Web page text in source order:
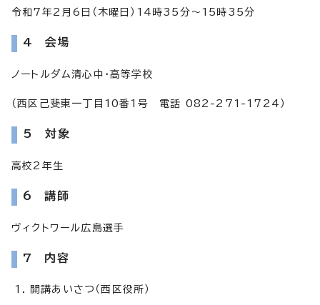
令和7年2月6日（木曜日）14時35分～15時35分
4 会場
ノートルダム清心中・高等学校
（西区己斐東一丁目10番1号 電話 082-271-1724）
5 対象
高校2年生
6 講師
ヴィクトワール広島選手
7 内容
開講あいさつ（西区役所）